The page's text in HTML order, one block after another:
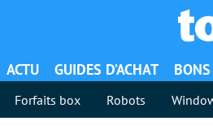
ACTU GUIDES D’ACHAT
Forfaits box Robots